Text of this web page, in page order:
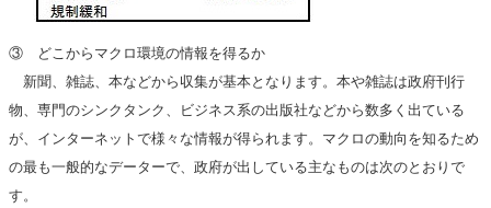
③ どこからマクロ環境の情報を得るか
新聞、雑誌、本などから収集が基本となります。本や雑誌は政府刊行
物、専門のシンクタンク、ビジネス系の出版社などから数多く出ている
が、インターネットで様々な情報が得られます。マクロの動向を知るため
の最も一般的なデーターで、政府が出している主なものは次のとおりで
す。